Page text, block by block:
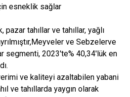
esneklik sağlar
tahıllar ve tahıllar, yağlı
Meyveler ve Sebzelerve
segmenti, 2023'te% 40,34'lük en
ve kaliteyi azaltabilen yabani
ve tahıllarda yaygın olarak